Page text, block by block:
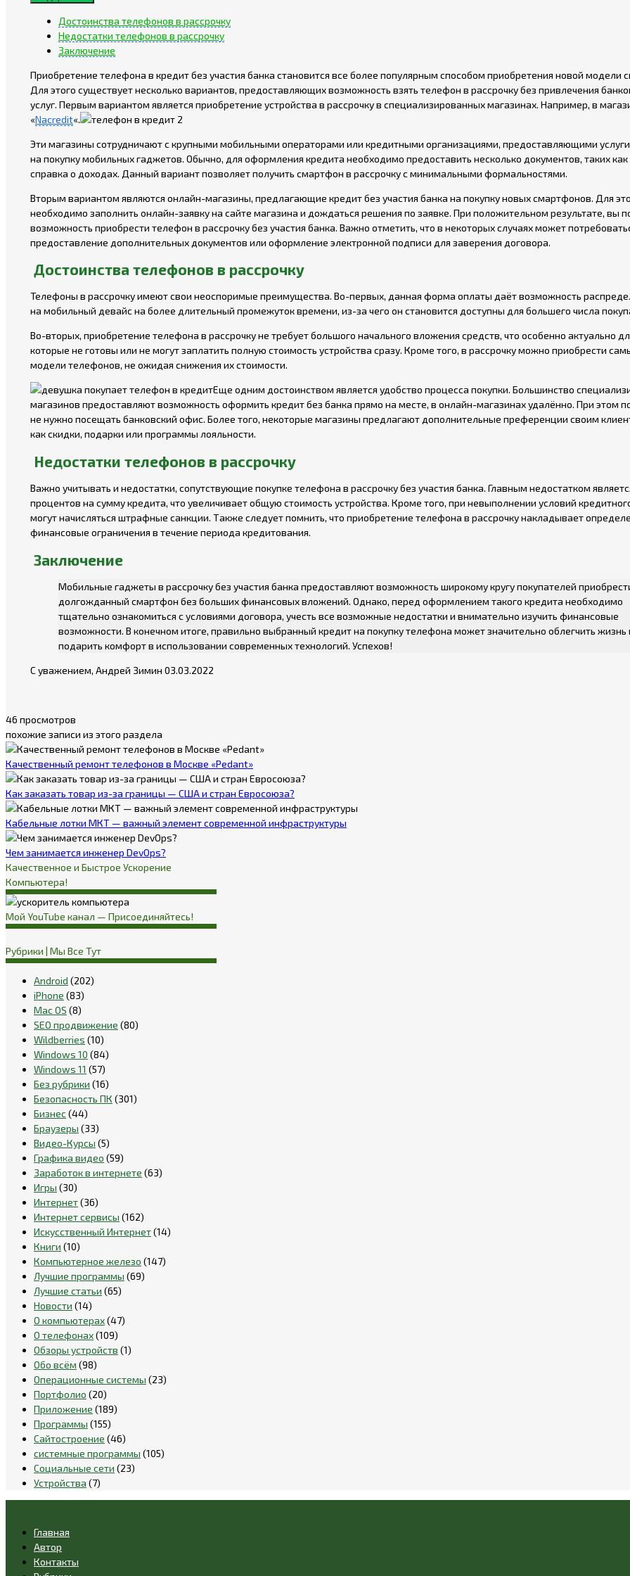
Достоинства телефонов в рассрочку
Недостатки телефонов в рассрочку
Заключение
Приобретение телефона в кредит без участия банка становится все более популярным способом приобретения новой модели
Для этого существует несколько вариантов, предоставляющих возможность взять телефон в рассрочку без привлечения
услуг. Первым вариантом является приобретение устройства в рассрочку в специализированных магазинах. Например, в
«Nacredit«.
Эти магазины сотрудничают с крупными мобильными операторами или кредитными организациями, предоставляющими услуги
на покупку мобильных гаджетов. Обычно, для оформления кредита необходимо предоставить несколько документов, таких как
справка о доходах. Данный вариант позволяет получить смартфон в рассрочку с минимальными формальностями.
Вторым вариантом являются онлайн-магазины, предлагающие кредит без участия банка на покупку новых смартфонов. Для
необходимо заполнить онлайн-заявку на сайте магазина и дождаться решения по заявке. При положительном результате, вы
возможность приобрести телефон в рассрочку без участия банка. Важно отметить, что в некоторых случаях может
предоставление дополнительных документов или оформление электронной подписи для заверения договора.
Достоинства телефонов в рассрочку
Телефоны в рассрочку имеют свои неоспоримые преимущества. Во-первых, данная форма оплаты даёт возможность
на мобильный девайс на более длительный промежуток времени, из-за чего он становится доступны для большего числа
Во-вторых, приобретение телефона в рассрочку не требует большого начального вложения средств, что особенно актуально
которые не готовы или не могут заплатить полную стоимость устройства сразу. Кроме того, в рассрочку можно приобрести
модели телефонов, не ожидая снижения их стоимости.
Еще одним достоинством является удобство процесса покупки. Большинство
магазинов предоставляют возможность оформить кредит без банка прямо на месте, в онлайн-магазинах удалённо. При этом
не нужно посещать банковский офис. Более того, некоторые магазины предлагают дополнительные преференции своим
как скидки, подарки или программы лояльности.
Недостатки телефонов в рассрочку
Важно учитывать и недостатки, сопутствующие покупке телефона в рассрочку без участия банка. Главным недостатком
процентов на сумму кредита, что увеличивает общую стоимость устройства. Кроме того, при невыполнении условий
могут начисляться штрафные санкции. Также следует помнить, что приобретение телефона в рассрочку накладывает
финансовые ограничения в течение периода кредитования.
Заключение
Мобильные гаджеты в рассрочку без участия банка предоставляют возможность широкому кругу покупателей
долгожданный смартфон без больших финансовых вложений. Однако, перед оформлением такого кредита необходимо
тщательно ознакомиться с условиями договора, учесть все возможные недостатки и внимательно изучить финансовые
возможности. В конечном итоге, правильно выбранный кредит на покупку телефона может значительно облегчить жизнь
подарить комфорт в использовании современных технологий. Успехов!
С уважением, Андрей Зимин 03.03.2022
46 просмотров
похожие записи из этого раздела
Качественный ремонт телефонов в Москве «Pedant»
Как заказать товар из-за границы — США и стран Евросоюза?
Кабельные лотки МКТ — важный элемент современной инфраструктуры
Чем занимается инженер DevOps?
Качественное и Быстрое Ускорение
Компьютера!
Мой YouTube канал — Присоединяйтесь!
Рубрики | Мы Все Тут
Android (202)
iPhone (83)
Mac OS (8)
SEO продвижение (80)
Wildberries (10)
Windows 10 (84)
Windows 11 (57)
Без рубрики (16)
Безопасность ПК (301)
Бизнес (44)
Браузеры (33)
Видео-Курсы (5)
Графика видео (59)
Заработок в интернете (63)
Игры (30)
Интернет(36)
Интернет сервисы (162)
Искусственный Интернет(14)
Книги (10)
Компьютерное железо (147)
Лучшие программы (69)
Лучшие статьи (65)
Новости (14)
О компьютерах(47)
О телефонах(109)
Обзоры устройств (1)
Обо всём (98)
Операционные системы (23)
Портфолио (20)
Приложение (189)
Программы (155)
Сайтостроение (46)
системные программы (105)
Социальные сети (23)
Устройства (7)
Главная
Автор
Контакты